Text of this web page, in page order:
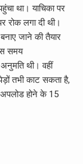
था। याचिका पर
रोक लगा दी थी।
जाने की तैयार
समय
थी। वहीं
तभी काट सकता है,
होने के 15